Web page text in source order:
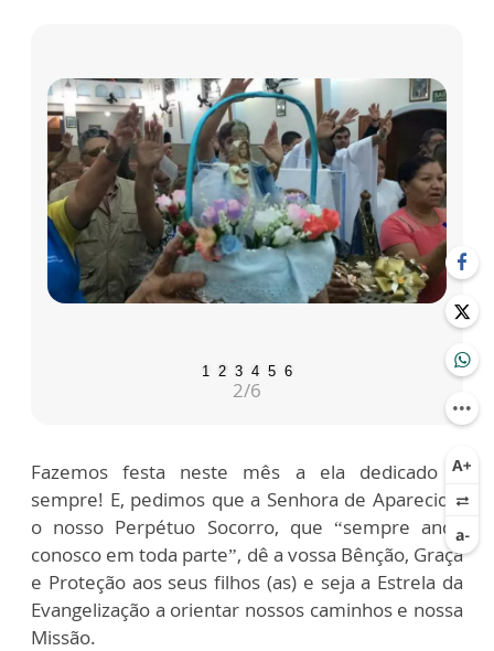
1 2 3 4 5 6
2/6
Fazemos festa neste mês a ela dedicado e
sempre! E, pedimos que a Senhora de Aparecida,
o nosso Perpétuo Socorro, que “sempre anda
conosco em toda parte”, dê a vossa Bênção, Graça
e Proteção aos seus filhos (as) e seja a Estrela da
Evangelização a orientar nossos caminhos e nossa
Missão.